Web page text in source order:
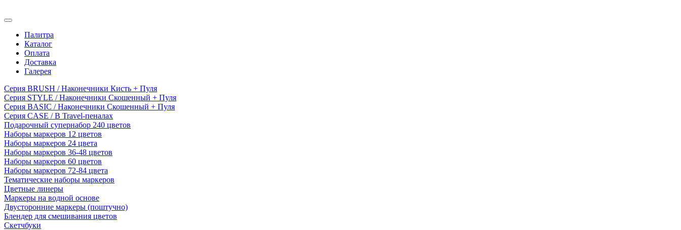
Палитра
Каталог
Оплата
Доставка
Галерея
Серия BRUSH / Наконечники Кисть + Пуля
Серия STYLE / Наконечники Скошенный + Пуля
Серия BASIC / Наконечники Скошенный + Пуля
Серия CASE / В Travel-пеналах
Подарочный супернабор 240 цветов
Наборы маркеров 12 цветов
Наборы маркеров 24 цвета
Наборы маркеров 36-48 цветов
Наборы маркеров 60 цветов
Наборы маркеров 72-84 цвета
Тематические наборы маркеров
Цветные линеры
Маркеры на водной основе
Двусторонние маркеры (поштучно)
Блендер для смешивания цветов
Скетчбуки